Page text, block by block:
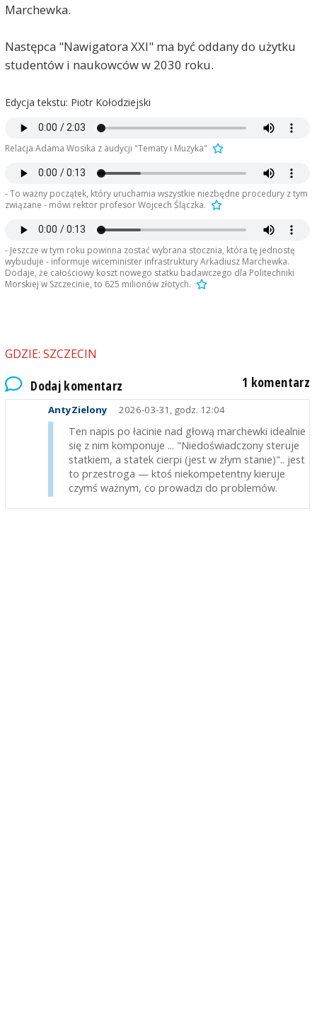
Marchewka.
Następca "Nawigatora XXI" ma być oddany do użytku
studentów i naukowców w 2030 roku.
Edycja tekstu: Piotr Kołodziejski
Relacja Adama Wosika z audycji "Tematy i Muzyka"
- To ważny początek, który uruchamia wszystkie niezbędne procedury z tym
związane - mówi rektor profesor Wojcech Ślączka.
- Jeszcze w tym roku powinna zostać wybrana stocznia, która tę jednostę
wybuduje - informuje wiceminister infrastruktury Arkadiusz Marchewka.
Dodaje, że całościowy koszt nowego statku badawczego dla Politechniki
Morskiej w Szczecinie, to 625 milionów złotych.
GDZIE: SZCZECIN
Dodaj komentarz 1 komentarz
AntyZielony 2026-03-31, godz. 12:04
Ten napis po łacinie nad głową marchewki idealnie
się z nim komponuje ... "Niedoświadczony steruje
statkiem, a statek cierpi (jest w złym stanie)".. jest
to przestroga — ktoś niekompetentny kieruje
czymś ważnym, co prowadzi do problemów.